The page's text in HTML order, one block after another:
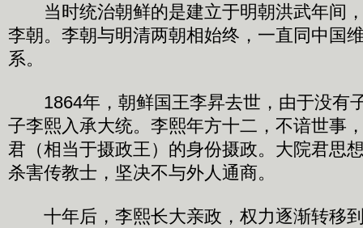
当时统治朝鲜的是建立于明朝洪武年间
李朝。李朝与明清两朝相始终，一直同中国
系。
1864年，朝鲜国王李昇去世，由于没有
子李熙入承大统。李熙年方十二，不谙世事
君（相当于摄政王）的身份摄政。大院君思
杀害传教士，坚决不与外人通商。
十年后，李熙长大亲政，权力逐渐转移